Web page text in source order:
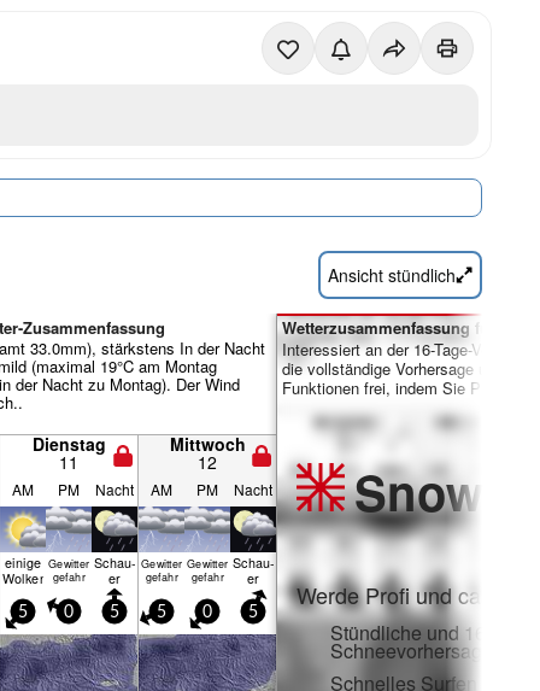
Ansicht stündlich
Zusammenfassung
33.0mm), stärkstens In der Nacht
(maximal 19°C am Montag
der Nacht zu Montag). Der Wind
Dienstag
11
Mittwoch
12
AM PM Nacht AM PM Nacht
einige
Wolken
Gewitter
gefahr
Schau­
er
Gewitter
gefahr
Gewitter
gefahr
Schau­
er
5 0 5 5 0 5
Wetterzusammenfassung für Tage
Interessiert an der 16-Tage-
die vollständige Vorhersage und
Funktionen frei, indem Sie Pro-
Snow
Werde Profi und carve
Stündliche und 16-Tage-
Schneevorhersagen
Schnelles Surfen ohne